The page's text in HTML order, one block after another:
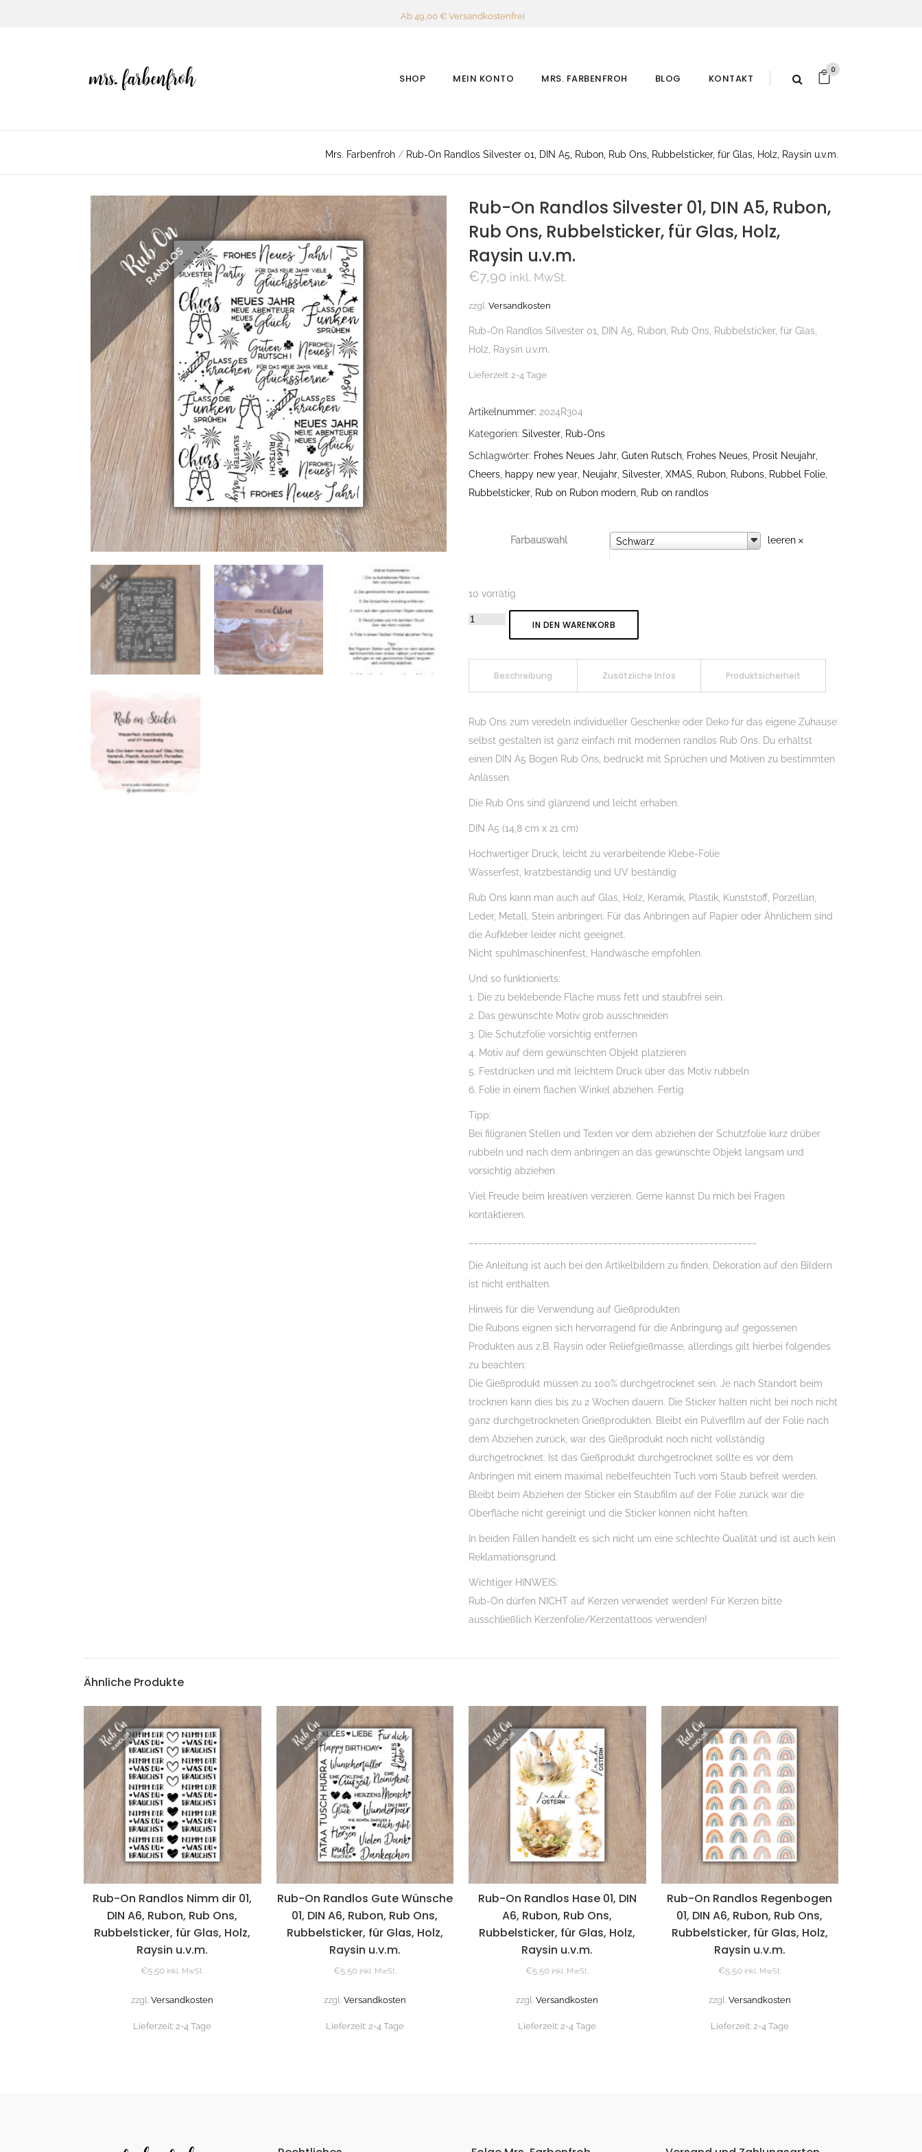
Ab 49,00 € Versandkostenfrei
SHOP MEIN KONTO MRS. FARBENFROH BLOG KONTAKT
0
Mrs. Farbenfroh / Rub-On Randlos Silvester 01, DIN A5, Rubon, Rub Ons, Rubbelsticker, für Glas, Holz, Raysin u.v.m.
Rub-On Randlos Silvester 01, DIN A5, Rubon,
Rub Ons, Rubbelsticker, für Glas, Holz,
Raysin u.v.m.
€7,90 inkl. MwSt.
zzgl. Versandkosten
Rub-On Randlos Silvester 01, DIN A5, Rubon, Rub Ons, Rubbelsticker, für Glas,
Holz, Raysin u.v.m.
Lieferzeit: 2-4 Tage
Artikelnummer: 2024R304
Kategorien: Silvester Rub-Ons
Schlagwörter: Frohes Neues Jahr Guten Rutsch Frohes Neues Prosit Neujahr
Cheers happy new year Neujahr Silvester XMAS Rubon Rubons Rubbel Folie
Rubbelsticker Rub on Rubon modern Rub on randlos
Farbauswahl Schwarz
Farbauswahl leeren
10 vorrätig
Rub-
Silvester
01,
Rubbelsticker,
für
Holz,
Raysin
u.v.m.
Menge
IN DEN WARENKORB
Beschreibung Zusätzliche Infos Produktsicherheit
Rub Ons zum veredeln individueller Geschenke oder Deko für das eigene Zuhause
selbst gestalten ist ganz einfach mit modernen randlos Rub Ons. Du erhältst
einen DIN A5 Bogen Rub Ons, bedruckt mit Sprüchen und Motiven zu bestimmten
Anlässen.
Die Rub Ons sind glänzend und leicht erhaben.
DIN A5 (14,8 cm x 21 cm)
Hochwertiger Druck, leicht zu verarbeitende Klebe-Folie
Wasserfest, kratzbeständig und UV beständig
Rub Ons kann man auch auf Glas, Holz, Keramik, Plastik, Kunststoff, Porzellan,
Leder, Metall, Stein anbringen. Für das Anbringen auf Papier oder Ähnlichem sind
die Aufkleber leider nicht geeignet.
Nicht spühlmaschinenfest, Handwäsche empfohlen.
Und so funktionierts:
1. Die zu beklebende Fläche muss fett und staubfrei sein.
2. Das gewünschte Motiv grob ausschneiden
3. Die Schutzfolie vorsichtig entfernen
4. Motiv auf dem gewünschten Objekt platzieren
5. Festdrücken und mit leichtem Druck über das Motiv rubbeln
6. Folie in einem flachen Winkel abziehen. Fertig
Tipp:
Bei filigranen Stellen und Texten vor dem abziehen der Schutzfolie kurz drüber
rubbeln und nach dem anbringen an das gewünschte Objekt langsam und
vorsichtig abziehen.
Viel Freude beim kreativen verzieren. Gerne kannst Du mich bei Fragen
kontaktieren.
Die Anleitung ist auch bei den Artikelbildern zu finden. Dekoration auf den Bildern
ist nicht enthalten.
Hinweis für die Verwendung auf Gießprodukten
Die Rubons eignen sich hervorragend für die Anbringung auf gegossenen
Produkten aus z.B. Raysin oder Reliefgießmasse, allerdings gilt hierbei folgendes
zu beachten:
Die Gießprodukt müssen zu 100% durchgetrocknet sein. Je nach Standort beim
trocknen kann dies bis zu 2 Wochen dauern. Die Sticker halten nicht bei noch nicht
ganz durchgetrockneten Grießprodukten. Bleibt ein Pulverfilm auf der Folie nach
dem Abziehen zurück, war des Gießprodukt noch nicht vollständig
durchgetrocknet. Ist das Gießprodukt durchgetrocknet sollte es vor dem
Anbringen mit einem maximal nebelfeuchten Tuch vom Staub befreit werden.
Bleibt beim Abziehen der Sticker ein Staubfilm auf der Folie zurück war die
Oberfläche nicht gereinigt und die Sticker können nicht haften.
In beiden Fällen handelt es sich nicht um eine schlechte Qualität und ist auch kein
Reklamationsgrund.
Wichtiger HINWEIS:
Rub-On dürfen NICHT auf Kerzen verwendet werden! Für Kerzen bitte
ausschließlich Kerzenfolie/Kerzentattoos verwenden!
Ähnliche Produkte
Rub-On Randlos Nimm dir 01,
DIN A6, Rubon, Rub Ons,
Rubbelsticker, für Glas, Holz,
Raysin u.v.m.
€5,50 inkl. MwSt.
zzgl.Versandkosten
Lieferzeit: 2-4 Tage
Rub-On Randlos Gute Wünsche
01, DIN A6, Rubon, Rub Ons,
Rubbelsticker, für Glas, Holz,
Raysin u.v.m.
€5,50 inkl. MwSt.
zzgl. Versandkosten
Lieferzeit: 2-4 Tage
Rub-On Randlos Hase 01, DIN
A6, Rubon, Rub Ons,
Rubbelsticker, für Glas, Holz,
Raysin u.v.m.
€5,50 inkl. MwSt.
zzgl.Versandkosten
Lieferzeit: 2-4 Tage
Rub-On Randlos Regenbogen
01, DIN A6, Rubon, Rub Ons,
Rubbelsticker, für Glas, Holz,
Raysin u.v.m.
€5,50 inkl. MwSt.
zzgl. Versandkosten
Lieferzeit: 2-4 Tage